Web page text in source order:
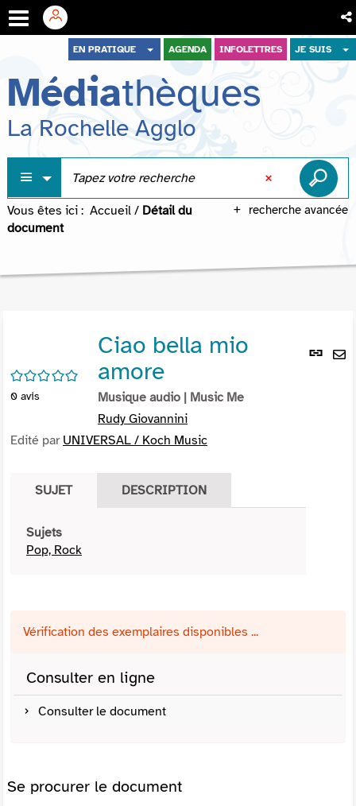
menu
contenu
recherche
EN PRATIQUE AGENDA INFOLETTRES JE SUIS
Médiathèques
La Rochelle Agglo
recherche avancée
Vous êtes ici : Accueil / Détail du
document
Lien
/5
0 avis
Ciao bella mio
amore
Musique audio | Music Me
Rudy Giovannini
Edité par UNIVERSAL / Koch Music
SUJET DESCRIPTION
Sujets
Pop, Rock
Vérification des exemplaires disponibles ...
Consulter en ligne
Consulter le document
Se procurer le document